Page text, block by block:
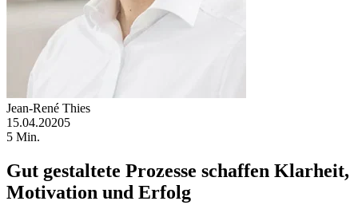
Jean-René Thies
15.04.20205
5 Min.
Gut gestaltete Prozesse schaffen Klarheit,
Motivation und Erfolg